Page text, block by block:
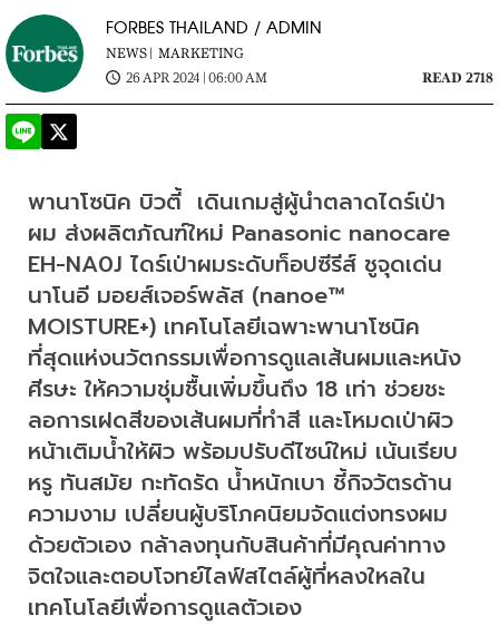
FORBES THAILAND / ADMIN
NEWS | MARKETING
26 APR 2024 | 06:00 AM
READ 2718
พานาโซนิค บิวตี้  เดินเกมสู่ผู้นำตลาดไดร์เป่า
ผม ส่งผลิตภัณฑ์ใหม่ Panasonic nanocare
EH-NA0J ไดร์เป่าผมระดับท็อปซีรีส์ ชูจุดเด่น
นาโนอี มอยส์เจอร์พลัส (nanoe™
MOISTURE+) เทคโนโลยีเฉพาะพานาโซนิค
ที่สุดแห่งนวัตกรรมเพื่อการดูแลเส้นผมและหนัง
ศีรษะ ให้ความชุ่มชื้นเพิ่มขึ้นถึง 18 เท่า ช่วยชะ
ลอการเฝดสีของเส้นผมที่ทำสี และโหมดเป่าผิว
หน้าเติมน้ำให้ผิว พร้อมปรับดีไซน์ใหม่ เน้นเรียบ
หรู ทันสมัย กะทัดรัด น้ำหนักเบา ชี้กิจวัตรด้าน
ความงาม เปลี่ยนผู้บริโภคนิยมจัดแต่งทรงผม
ด้วยตัวเอง กล้าลงทุนกับสินค้าที่มีคุณค่าทาง
จิตใจและตอบโจทย์ไลฟ์สไตล์ผู้ที่หลงใหลใน
เทคโนโลยีเพื่อการดูแลตัวเอง